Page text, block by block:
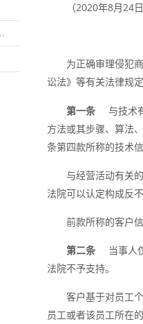
（2020年8月24
为正确审理侵犯
讼法》等有关法律规
第一条
与技术
方法或其步骤、算法
条第四款所称的技术信
与经营活动有关
法院可以认定构成反
前款所称的客户
第二条
当事人
法院不予支持。
客户基于对员工
员工或者该员工所在